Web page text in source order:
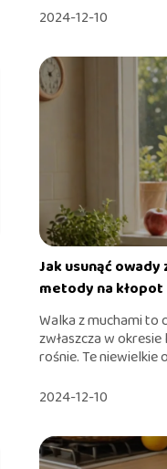
2024-12-10
Jak usunąć
metody na kłopot
Walka z muchami to
zwłaszcza w
rośnie. Te niewielkie
2024-12-10